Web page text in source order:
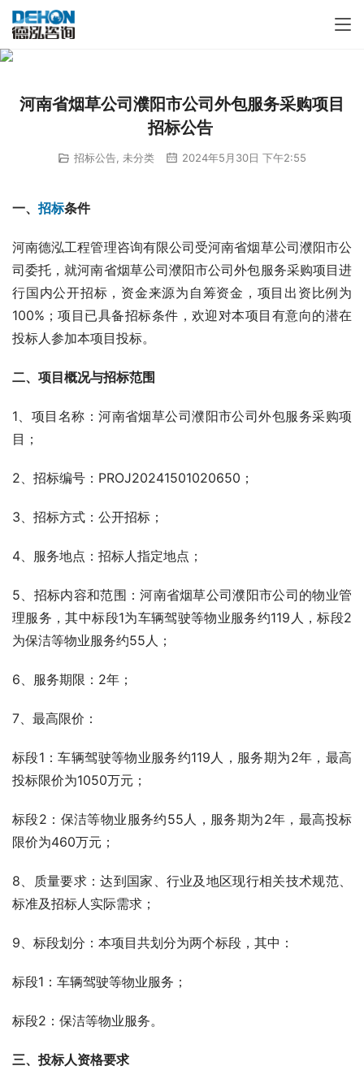
河南省烟草公司濮阳市公司外包服务采购项目
招标公告
招标公告 未分类 2024年5月30日 下午2:55
一、 招标条件
河南德泓工程管理咨询有限公司受河南省烟草公司濮阳市公
司委托，就河南省烟草公司濮阳市公司外包服务采购项目进
行国内公开招标，资金来源为自筹资金，项目出资比例为
100%；项目已具备招标条件，欢迎对本项目有意向的潜在
投标人参加本项目投标。
二、项目概况与招标范围
1、项目名称：河南省烟草公司濮阳市公司外包服务采购项
目；
2、招标编号：PROJ20241501020650；
3、招标方式：公开招标；
4、服务地点：招标人指定地点；
5、招标内容和范围：河南省烟草公司濮阳市公司的物业管
理服务，其中标段1为车辆驾驶等物业服务约119人，标段2
为保洁等物业服务约55人；
6、服务期限：2年；
7、最高限价：
标段1：车辆驾驶等物业服务约119人，服务期为2年，最高
投标限价为1050万元；
标段2：保洁等物业服务约55人，服务期为2年，最高投标
限价为460万元；
8、质量要求：达到国家、行业及地区现行相关技术规范、
标准及招标人实际需求；
9、标段划分：本项目共划分为两个标段，其中：
标段1：车辆驾驶等物业服务；
标段2：保洁等物业服务。
三、投标人资格要求